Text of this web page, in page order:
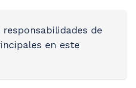
responsabilidades de
en este